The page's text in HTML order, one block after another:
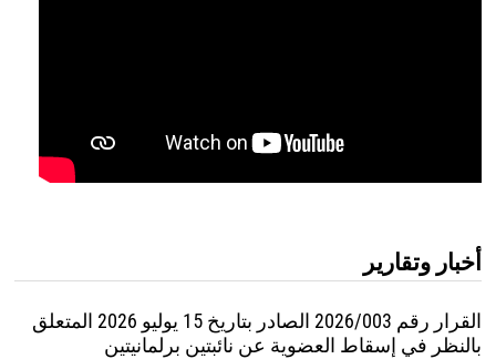
أخبار وتقارير
القرار رقم 2026/003 الصادر بتاريخ 15 يوليو 2026 المتعلق
بالنظر في إسقاط العضوية عن نائبتين برلمانيتين